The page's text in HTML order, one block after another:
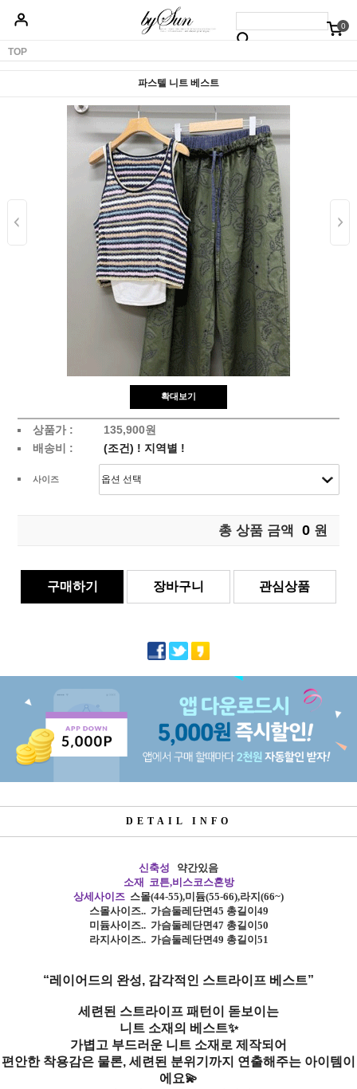
0
베스트50
TOP
파스텔 니트 베스트
확대보기
상품가 :
135,900원
배송비 :
(조건) ! 지역별 !
사이즈
총 상품 금액 0 원
구매하기 장바구니 관심상품
DETAIL INFO
신축성
약간있음
소재 코튼,비스코스혼방
상세사이즈 스몰(44-55),미듐(55-66),라지 (66~)
스몰사이즈.. 가슴둘레단면45 총길이49
미듐사이즈.. 가슴둘레단면47 총길이50
라지사이즈.. 가슴둘레단면49 총길이51
“레이어드의 완성, 감각적인 스트라이프 베스트”
세련된 스트라이프 패턴이 돋보이는
니트 소재의 베스트✨
가볍고 부드러운 니트 소재로 제작되어
편안한 착용감은 물론, 세련된 분위기까지 연출해주는 아이템이
에요💫